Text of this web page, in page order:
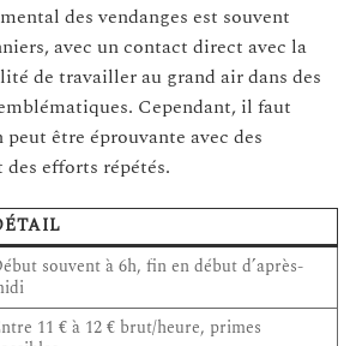
des vendanges est souvent
avec un contact direct avec la
de travailler au grand air dans des
Cependant, il faut
être éprouvante avec des
efforts répétés.
souvent à 6h, fin en début d’après-
11 € à 12 € brut/heure, primes